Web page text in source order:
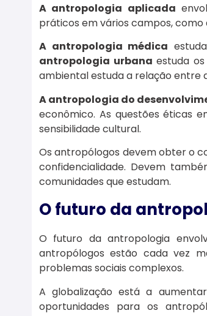
A antropologia aplicada
práticos em vários campos,
A antropologia médica
antropologia urbana estuda
ambiental estuda a relação entre
A antropologia do
econômico. As questões éticas
sensibilidade cultural.
Os antropólogos devem obter o
confidencialidade. Devem
comunidades que estudam.
O futuro da
O futuro da antropologia
antropólogos estão cada vez
problemas sociais complexos.
A globalização está a
oportunidades para os